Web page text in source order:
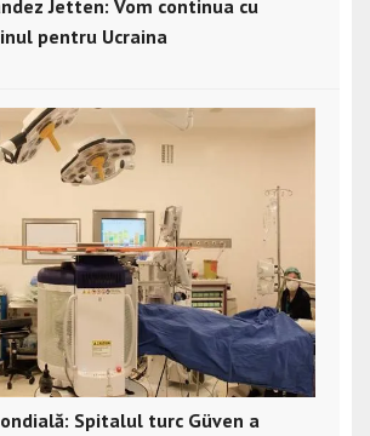
Jetten: Vom continua cu
pentru Ucraina
Spitalul turc Güven a